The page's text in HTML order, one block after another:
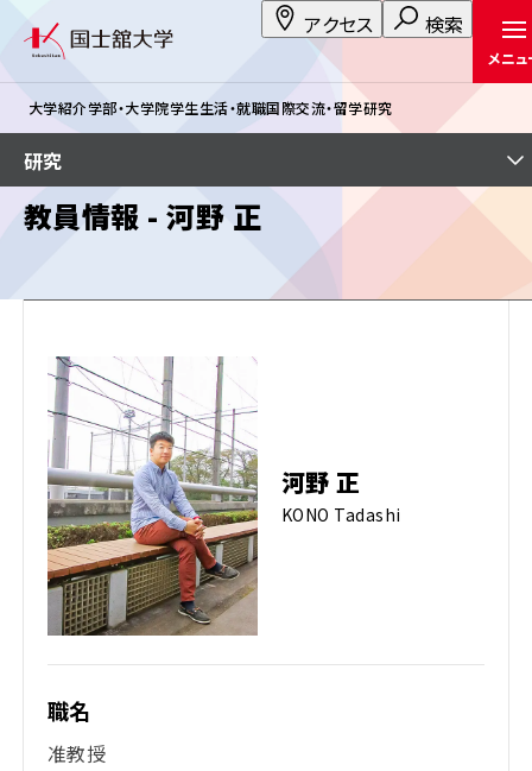
アクセス 検索
メニュ
大学紹介学部・大学院学生生活・就職国際交流・留学研究
教員情報 - 河野 正
河野 正
KONO Tadashi
職名
准教授
研究